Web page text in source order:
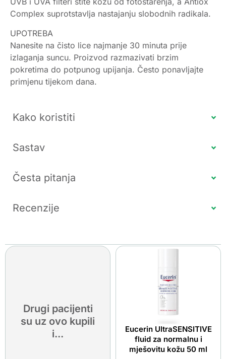
Complex suprotstavlja nastajanju slobodnih radikala.
UPOTREBA
Nanesite na čisto lice najmanje 30 minuta prije
izlaganja suncu. Proizvod razmazivati brzim
pokretima do potpunog upijanja. Često ponavljajte
primjenu tijekom dana.
Kako koristiti
Sastav
Česta pitanja
Recenzije
Drugi pacijenti
su uz ovo kupili
i...
Eucerin UltraSENSITIVE
fluid za normalnu i
mješovitu kožu 50 ml